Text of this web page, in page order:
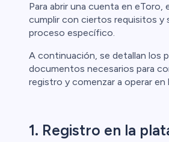
Para abrir una cuenta en eToro,
cumplir con ciertos requisitos y
proceso específico.
A continuación, se detallan los
documentos necesarios para
registro y comenzar a operar en
1. Registro en la